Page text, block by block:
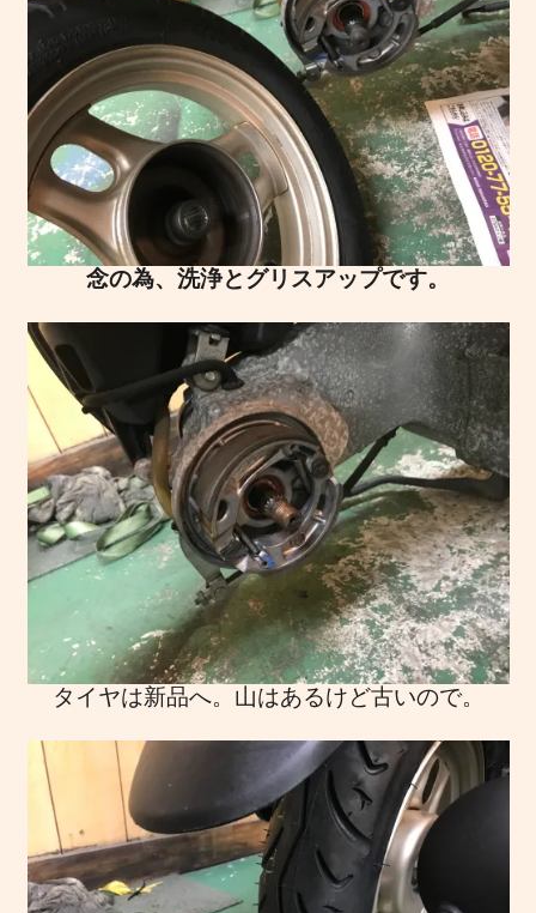
念の為、洗浄とグリスアップです。
タイヤは新品へ。山はあるけど古いので。